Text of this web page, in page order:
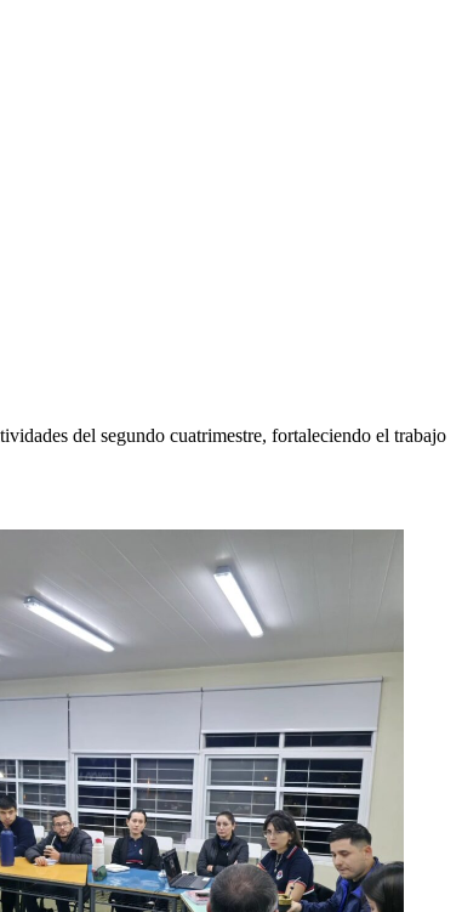
del segundo cuatrimestre, fortaleciendo el trabajo